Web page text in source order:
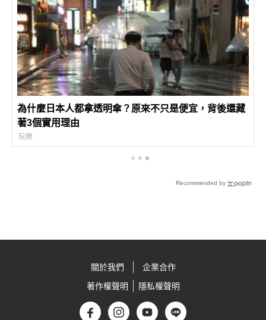
為什麼日本人都拿透明傘？原來不只是便宜，背後還藏
著3個實用理由
玩樂
Recommended by
關於我們
企業合作
著作權聲明
隱私權聲明